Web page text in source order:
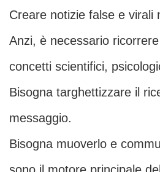
Creare notizie false e virali
Anzi, è necessario
concetti scientifici,
Bisogna targhettizzare il
messaggio.
Bisogna muoverlo e